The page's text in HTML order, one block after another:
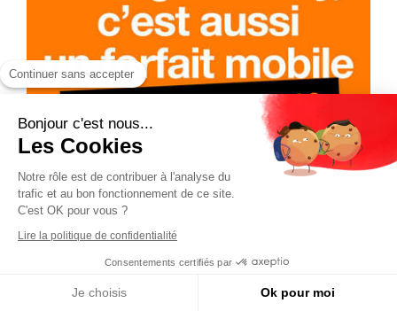
Continuer sans accepter
Bonjour c'est nous...
Les Cookies
Notre rôle est de contribuer à l'analyse du
trafic et au bon fonctionnement de ce site.
C'est OK pour vous ?
Lire la politique de confidentialité
Consentements certifiés par
Je choisis Ok pour moi